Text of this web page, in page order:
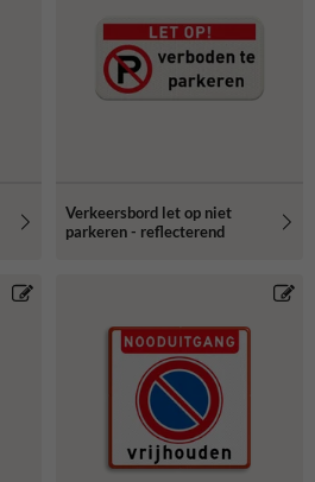
Verkeersbord let op niet
parkeren - reflecterend